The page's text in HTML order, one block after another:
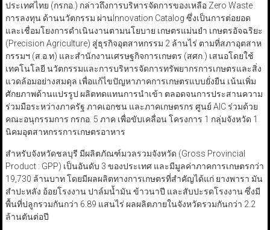
ประเทศไทย (กรกอ.) กล่าวถึงการบริหารจัดการของเหลือ Zero Waste
การลงทุน ด้านนวัตกรรม ผ่านInnovation Catalog ซึ่งเป็นการต่อยอด
และเชื่อมโยงการดำเนินงานตามนโยบาย เกษตรแม่นยำ เกษตรอัจฉริยะ
(Precision Agriculture) สู่ธุรกิจอุตสาหกรรม 2 ล้านไร่ ตามที่สภาอุตสาห
กรรมฯ (ส.อ.ท) และสำนักงานเศรษฐกิจการเกษตร (สศก.) เสนอโดยใช้
เทคโนโลยี นวัตกรรมและการบริหารจัดการทรัพยากรการเกษตรและสิ่ง
แวดล้อมอย่างสมดุล เพื่อแก้ไขปัญหาภาคการเกษตรแบบยั่งยืน เน้นเพิ่ม
ศักยภาพด้านแปรรูป ผลิตทดแทนการนำเข้า ตลอดจนการประสานความ
ร่วมมือระหว่างภาครัฐ ภาคเอกชน และภาคเกษตรกร ศูนย์ AIC ร่วมด้วย
คณะอนุกรรมการ กรกอ. 5 ภาค เพื่อขับเคลื่อน โครงการ 1 กลุ่มจังหวัด 1
นิคมอุตสาหกรรการเกษตรอาหาร
สำหรับจังหวัดชลบุรี มีผลิตภัณฑ์มวลรวมจังหวัด (Gross Provincial
Product : GPP) เป็นอันดับ 3 ของประเทศ และมีมูลค่าภาคการเกษตรกว่า
19,730 ล้านบาท โดยมีผลผลิตทางการเกษตรที่สำคัญได้แก่ ยางพารา มัน
สำปะหลัง อ้อยโรงงาน ปาล์มน้ำมัน ข้าวนาปี และสับปะรดโรงงาน ซึ่งมี
พื้นที่ปลูกรวมกันกว่า 6.89 แสนไร่ ผลผลิตภายในจังหวัดรวมกันกว่า 2.2
ล้านตันต่อปี